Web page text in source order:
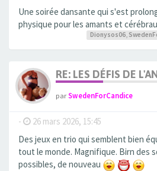
Une soirée dansante qui s'est
physique pour les amants et
Dionysos06,
RE: LES DÉFIS DE
parSwedenForCandice
- 26 mars 2026, 15:45
Des jeux en trio qui semblent bien
tout le monde. Magnifique. Birn des
possibles, de nouveau